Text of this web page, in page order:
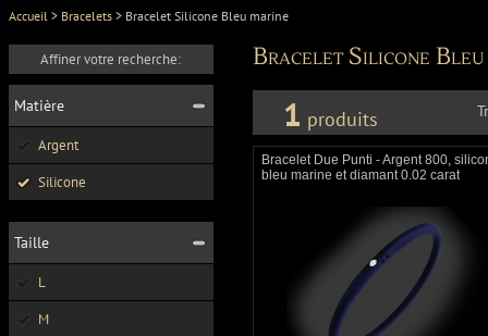
Accueil > Bracelets > Bracelet Silicone Bleu marine
Affiner votre recherche:
Matière
Argent
Silicone
Taille
L
M
Bracelet Silicone Bleu
1 produits
Bracelet Due Punti - Argent 800,
bleu marine et diamant 0.02 carat